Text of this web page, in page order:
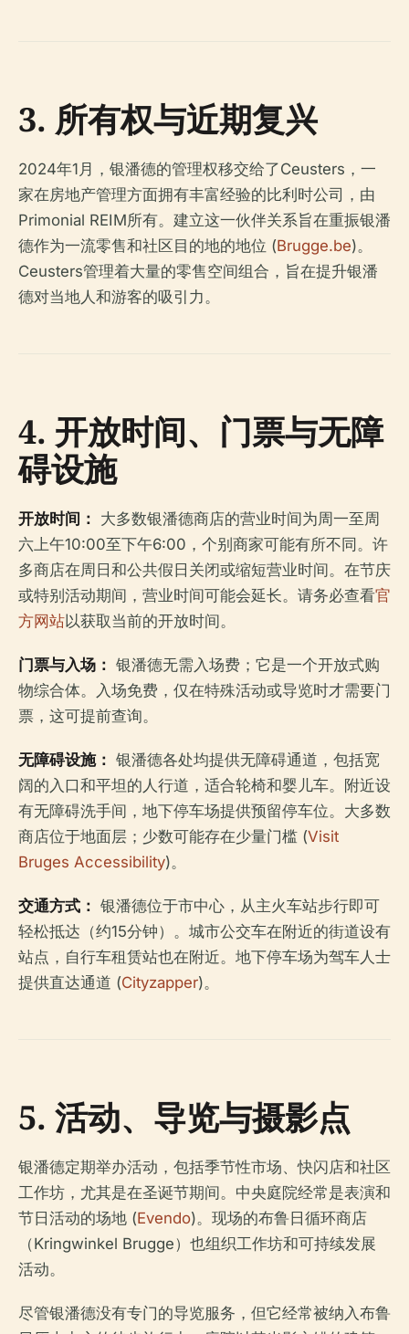
3. 所有权与近期复兴
2024年1月，银潘德的管理权移交给了Ceusters，一
家在房地产管理方面拥有丰富经验的比利时公司，由
Primonial REIM所有。建立这一伙伴关系旨在重振银潘
德作为一流零售和社区目的地的地位 (Brugge.be)。
Ceusters管理着大量的零售空间组合，旨在提升银潘
德对当地人和游客的吸引力。
4. 开放时间、门票与无障
碍设施
开放时间： 大多数银潘德商店的营业时间为周一至周
六上午10:00至下午6:00，个别商家可能有所不同。许
多商店在周日和公共假日关闭或缩短营业时间。在节庆
或特别活动期间，营业时间可能会延长。请务必查看官
方网站以获取当前的开放时间。
门票与入场： 银潘德无需入场费；它是一个开放式购
物综合体。入场免费，仅在特殊活动或导览时才需要门
票，这可提前查询。
无障碍设施： 银潘德各处均提供无障碍通道，包括宽
阔的入口和平坦的人行道，适合轮椅和婴儿车。附近设
有无障碍洗手间，地下停车场提供预留停车位。大多数
商店位于地面层；少数可能存在少量门槛 (Visit
Bruges Accessibility)。
交通方式： 银潘德位于市中心，从主火车站步行即可
轻松抵达（约15分钟）。城市公交车在附近的街道设有
站点，自行车租赁站也在附近。地下停车场为驾车人士
提供直达通道 (Cityzapper)。
5. 活动、导览与摄影点
银潘德定期举办活动，包括季节性市场、快闪店和社区
工作坊，尤其是在圣诞节期间。中央庭院经常是表演和
节日活动的场地 (Evendo)。现场的布鲁日循环商店
（Kringwinkel Brugge）也组织工作坊和可持续发展
活动。
尽管银潘德没有专门的导览服务，但它经常被纳入布鲁